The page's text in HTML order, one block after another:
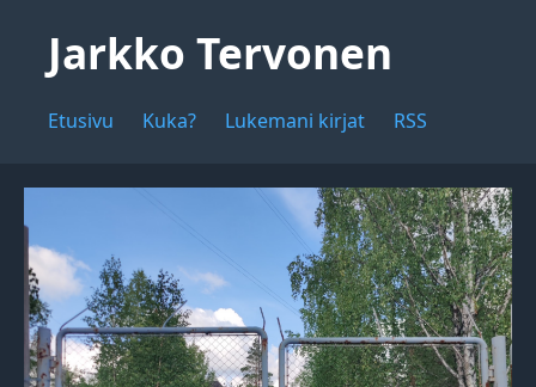
Jarkko Tervonen
Etusivu Kuka? Lukemani kirjat RSS